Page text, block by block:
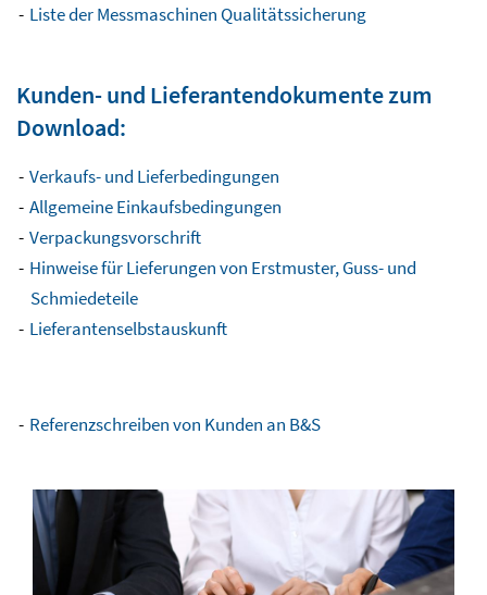
Liste der Messmaschinen Qualitätssicherung
Kunden- und Lieferantendokumente zum
Download:
Verkaufs- und Lieferbedingungen
Allgemeine Einkaufsbedingungen
Verpackungsvorschrift
Hinweise für Lieferungen von Erstmuster, Guss- und
Schmiedeteile
Lieferantenselbstauskunft
Referenzschreiben von Kunden an B&S